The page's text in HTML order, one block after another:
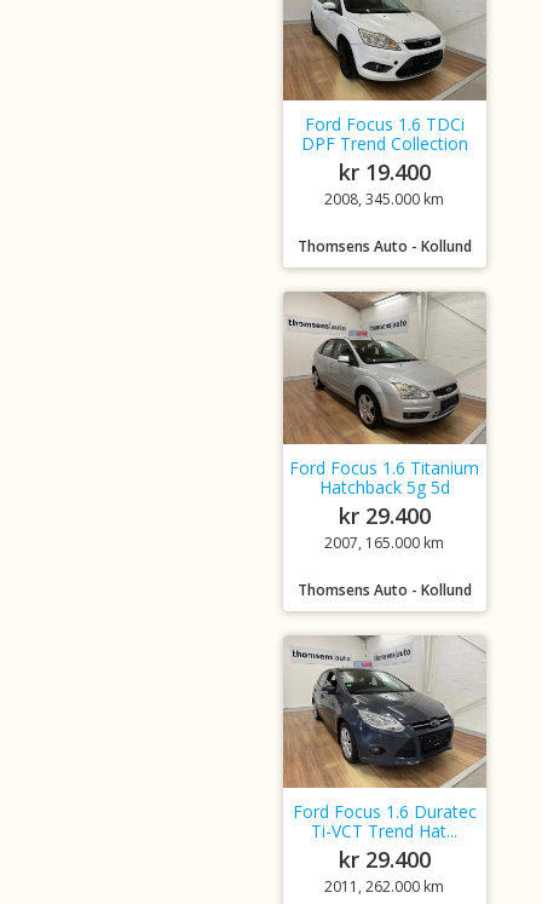
Ford Focus 1.6 TDCi
DPF Trend Collection
kr 19.400
2008, 345.000 km
Thomsens Auto - Kollund
Ford Focus 1.6 Titanium
Hatchback 5g 5d
kr 29.400
2007, 165.000 km
Thomsens Auto - Kollund
Ford Focus 1.6 Duratec
Ti-VCT Trend Hat...
kr 29.400
2011, 262.000 km